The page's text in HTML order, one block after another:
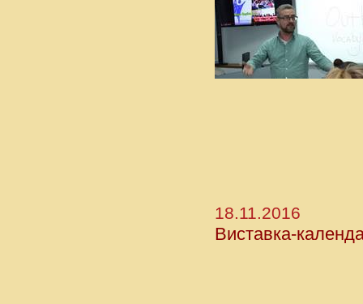
18.11.2016
Виставка-